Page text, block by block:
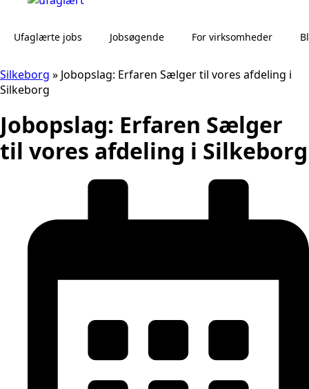
Ufaglærte jobs Jobsøgende For virksomheder
Silkeborg » Jobopslag: Erfaren Sælger til vores afdeling i
Silkeborg
Jobopslag: Erfaren Sælger
til vores afdeling i Silkeborg